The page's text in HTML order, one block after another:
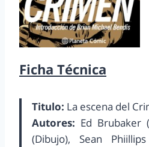
Ficha Técnica
Titulo: La escena del
Autores: Ed Brubaker
(Dibujo), Sean